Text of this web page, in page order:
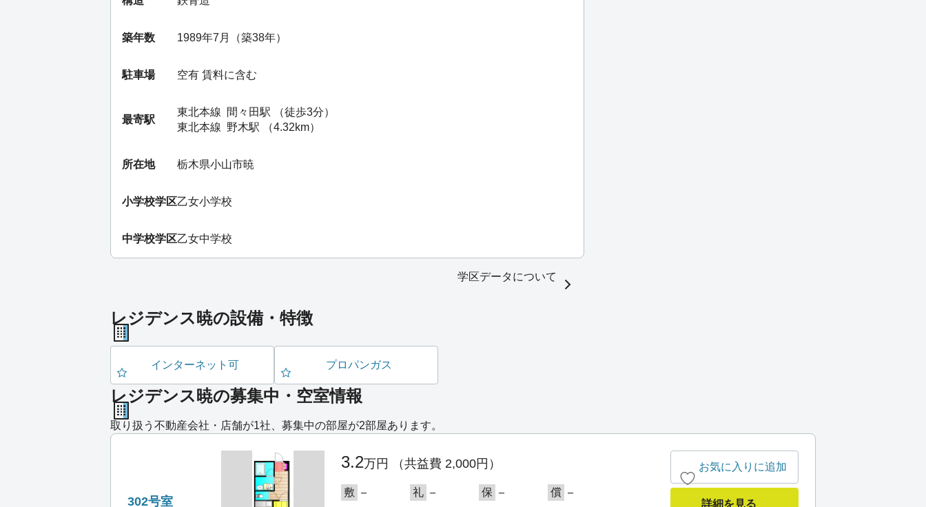
築年数 1989年7月（築38年）
駐車場 空有 賃料に含む
最寄駅
東北本線 間々田駅 （徒歩3分）
東北本線 野木駅 （4.32km）
所在地 栃木県小山市暁
小学校学区乙女小学校
中学校学区乙女中学校
学区データについて
レジデンス暁の設備・特徴
インターネット可 プロパンガス
レジデンス暁の募集中・空室情報
取り扱う不動産会社・店舗が1社、募集中の部屋が2部屋あります。
302号室
3.2万円 （共益費 2,000円）
敷 － 礼 － 保 － 償 －
お気に入りに追加
詳細を見る